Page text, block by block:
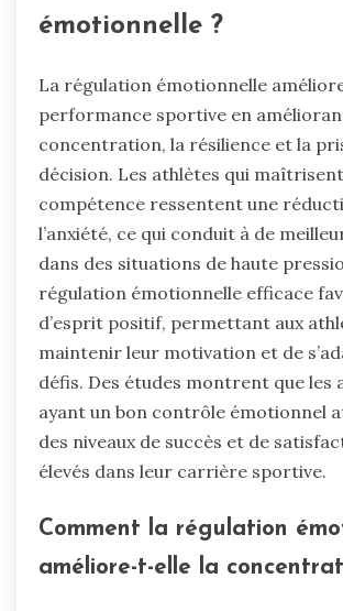
émotionnelle ?
La régulation émotionnelle
performance sportive en
concentration, la résilience et la
décision. Les athlètes qui
compétence ressentent une
l’anxiété, ce qui conduit à de
dans des situations de haute
régulation émotionnelle efficace
d’esprit positif, permettant aux
maintenir leur motivation et de
défis. Des études montrent que les
ayant un bon contrôle émotionnel
des niveaux de succès et de
élevés dans leur carrière sportive.
Comment la régulation
améliore-t-elle la